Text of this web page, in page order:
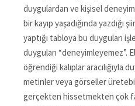
duygulardan ve kişisel
bir kayıp yaşadığında yazdığı
yaptığı tabloya bu duyguları
duyguları
öğrendiği kalıplar aracılığıyla
metinler veya görseller
gerçekten hissetmekten çok